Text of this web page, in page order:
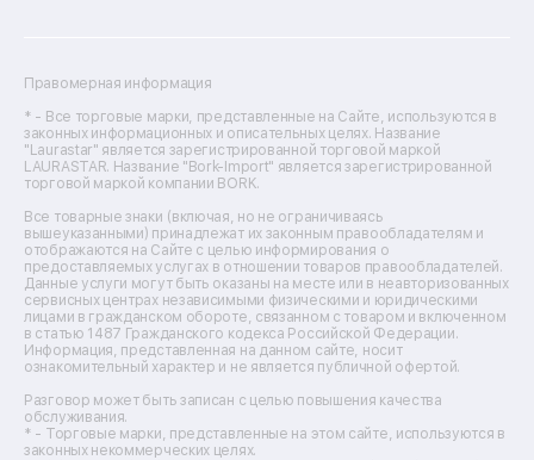
Ремонт фенов
Ремонт цифровых биноклей
Ремонт тепловизоров
Ремонт массажных кресел
Ремонт водонагревателей
Ремонт вытяжек
Ремонт источников бесперебойного питания
Ремонт пароварок
Ремонт микшерных пультов
Ремонт dj-пультов
Ремонт кухонных плит
Ремонт стедикамов
Ремонт оптических прицелов
Ремонт электровелосипедов
Ремонт видеокамер
Ремонт эхолотов
Ремонт 3d-принтеров
Правомерная информация
* - Все торговые марки, представленные на Сайте, используются в
законных информационных и описательных целях. Название
"Laurastar" является зарегистрированной торговой маркой
LAURASTAR. Название "Bork-Import" является зарегистрированной
торговой маркой компании BORK.
Все товарные знаки (включая, но не ограничиваясь
вышеуказанными) принадлежат их законным правообладателям и
отображаются на Сайте с целью информирования о
предоставляемых услугах в отношении товаров правообладателей.
Данные услуги могут быть оказаны на месте или в неавторизованных
сервисных центрах независимыми физическими и юридическими
лицами в гражданском обороте, связанном с товаром и включенном
в статью 1487 Гражданского кодекса Российской Федерации.
Информация, представленная на данном сайте, носит
ознакомительный характер и не является публичной офертой.
Разговор может быть записан с целью повышения качества
обслуживания.
* - Торговые марки, представленные на этом сайте, используются в
законных некоммерческих целях.